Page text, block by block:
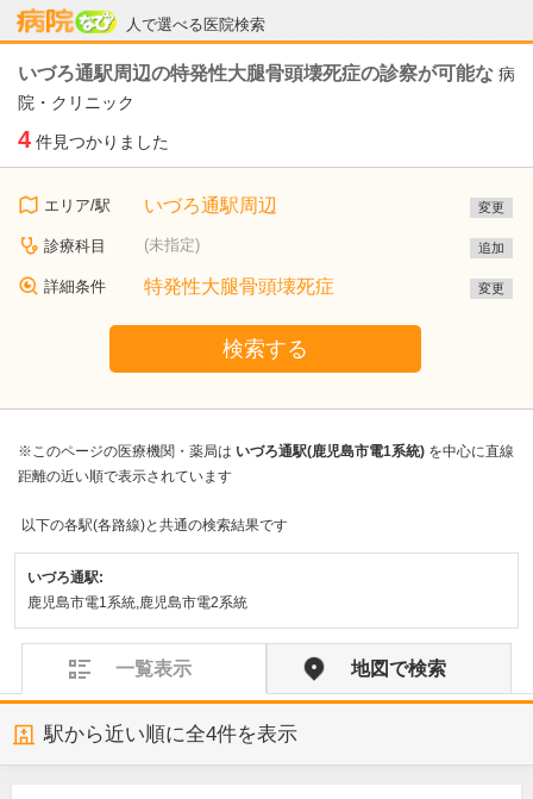
人で選べる医院検索
病院なび
いづろ通駅周辺の特発性大腿骨頭壊死症の診察が可能な 病
院・クリニック
4 件見つかりました
エリア/駅 いづろ通駅周辺 変更
診療科目 (未指定) 追加
詳細条件 特発性大腿骨頭壊死症 変更
検索する
※このページの医療機関・薬局は いづろ通駅(鹿児島市電1系統) を中心に直線
距離の近い順で表示されています
以下の各駅(各路線)と共通の検索結果です
いづろ通駅:
鹿児島市電1系統,鹿児島市電2系統
一覧表示 地図で検索
駅から近い順に全4件を表示